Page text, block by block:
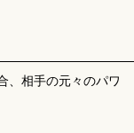
、相手の元々のパワ